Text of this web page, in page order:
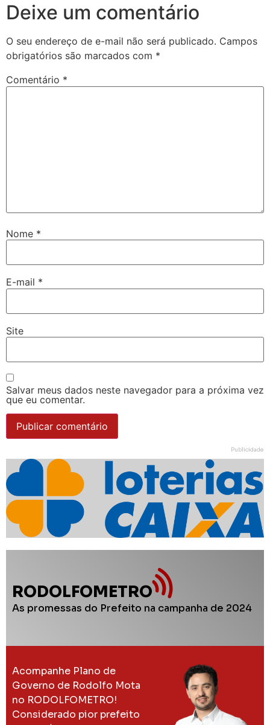
Deixe um comentário
O seu endereço de e-mail não será publicado. Campos
obrigatórios são marcados com *
Comentário *
Nome *
E-mail *
Site
Salvar meus dados neste navegador para a próxima vez
que eu comentar.
Publicidade
RODOLFOMETRO
As promessas do Prefeito na campanha de 2024
Acompanhe Plano de
Governo de Rodolfo Mota
no RODOLFOMETRO!
Considerado pior prefeito